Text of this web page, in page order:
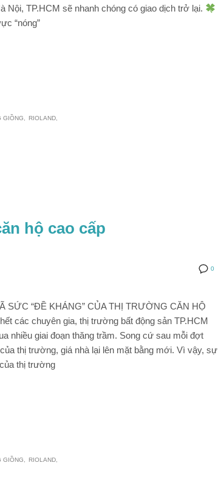
Nội, TP.HCM sẽ nhanh chóng có giao dịch trở lại.
“nóng”
GIỒNG RIOLAND
hộ cao cấp
0
SỨC “ĐỀ KHÁNG” CỦA THỊ TRƯỜNG CĂN HỘ
các chuyên gia, thị trường bất động sản TP.HCM
nhiều giai đoạn thăng trầm. Song cứ sau mỗi đợt
thị trường, giá nhà lại lên mặt bằng mới. Vì vậy, sự
thị trường
GIỒNG RIOLAND